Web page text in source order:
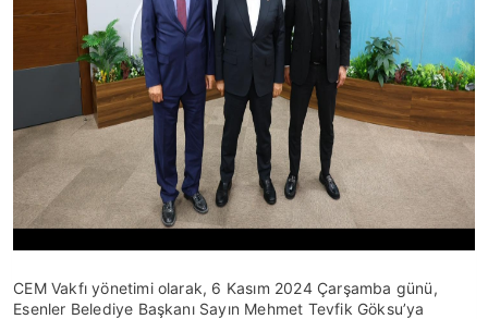
CEM Vakfı yönetimi olarak, 6 Kasım 2024 Çarşamba günü,
Esenler Belediye Başkanı Sayın Mehmet Tevfik Göksu’ya